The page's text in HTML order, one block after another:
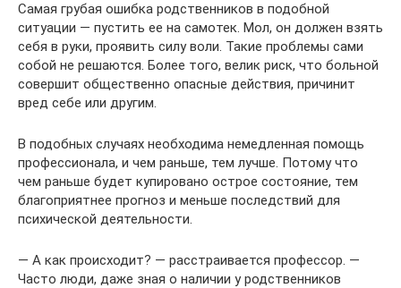
Самая грубая ошибка родственников в подобной
ситуации — пустить ее на самотек. Мол, он должен взять
себя в руки, проявить силу воли. Такие проблемы сами
собой не решаются. Более того, велик риск, что больной
совершит общественно опасные действия, причинит
вред себе или другим.
В подобных случаях необходима немедленная помощь
профессионала, и чем раньше, тем лучше. Потому что
чем раньше будет купировано острое состояние, тем
благоприятнее прогноз и меньше последствий для
психической деятельности.
— А как происходит? — расстраивается профессор. —
Часто люди, даже зная о наличии у родственников